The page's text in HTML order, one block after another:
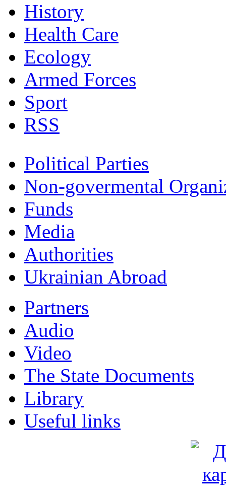
History
Health Care
Ecology
Armed Forces
Sport
RSS
Political Parties
Non-govermental
Funds
Мedia
Authorities
Ukrainian Abroad
Partners
Audio
Video
The State Documents
Library
Useful links